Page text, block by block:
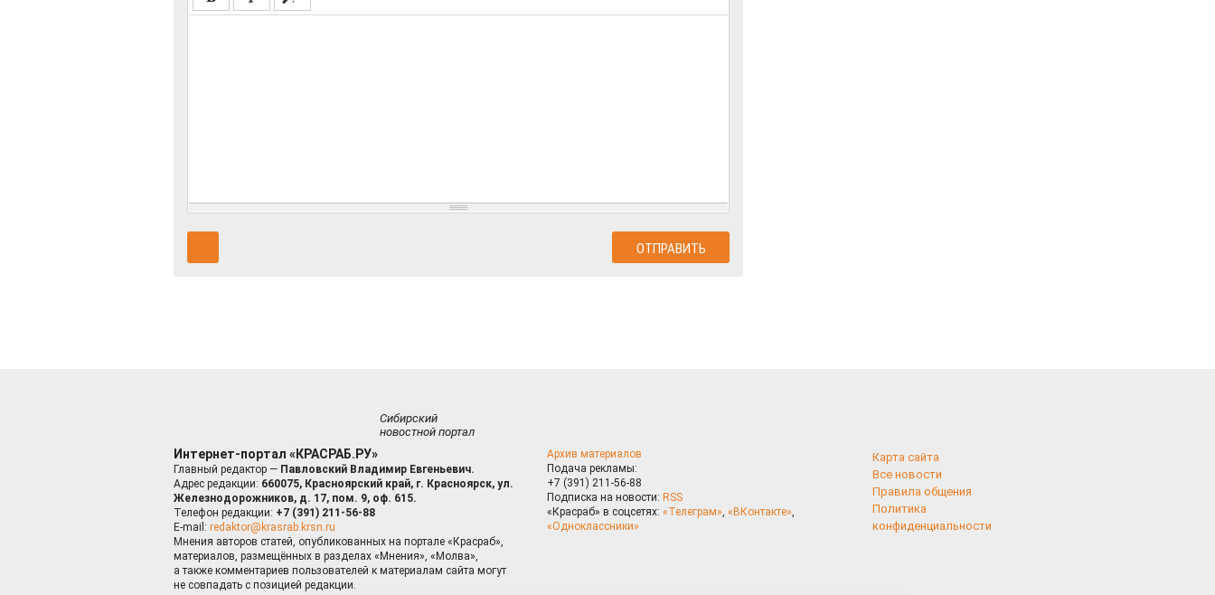
Сибирский
новостной портал
Интернет-портал «КРАСРАБ.РУ»
Главный редактор — Павловский Владимир Евгеньевич.
Адрес редакции: 660075, Красноярский край, г. Красноярск, ул.
Железнодорожников, д. 17, пом. 9, оф. 615.
Телефон редакции: +7 (391) 211-56-88
E-mail: redaktor@krasrab.krsn.ru
Мнения авторов статей, опубликованных на портале «Красраб»,
материалов, размещённых в разделах «Мнения», «Молва»,
а также комментариев пользователей к материалам сайта могут
не совпадать с позицией редакции.
Архив материалов
Подача рекламы:
+7 (391) 211-56-88
Подписка на новости: RSS
«Красраб» в соцсетях: «Телеграм», «ВКонтакте»,
«Одноклассники»
Карта сайта
Все новости
Правила общения
Политика
конфиденциальности